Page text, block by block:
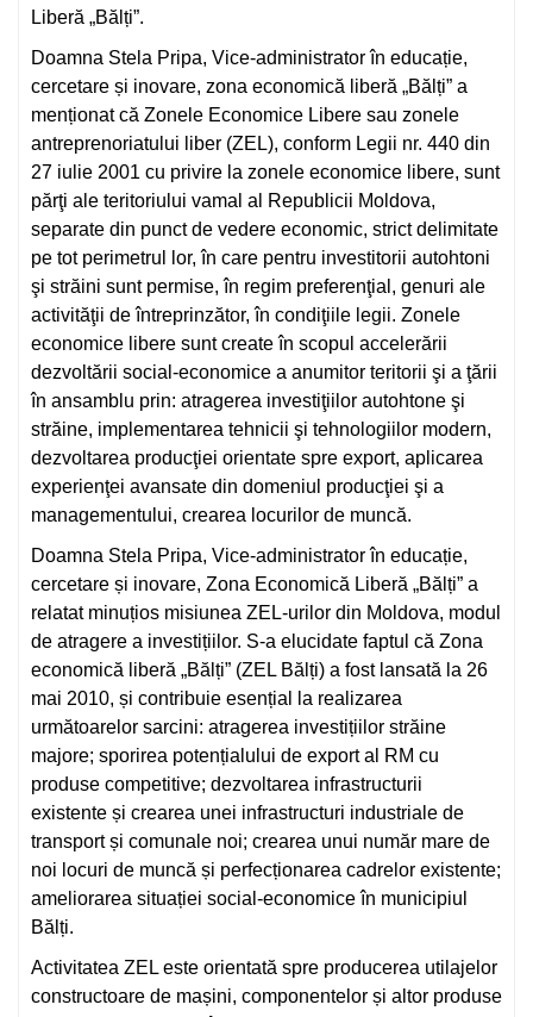
Liberă „Bălți”.
Doamna Stela Pripa, Vice-administrator în educație,
cercetare și inovare, zona economică liberă „Bălți” a
menționat că Zonele Economice Libere sau zonele
antreprenoriatului liber (ZEL), conform Legii nr. 440 din
27 iulie 2001 cu privire la zonele economice libere, sunt
părţi ale teritoriului vamal al Republicii Moldova,
separate din punct de vedere economic, strict delimitate
pe tot perimetrul lor, în care pentru investitorii autohtoni
şi străini sunt permise, în regim preferenţial, genuri ale
activităţii de întreprinzător, în condiţiile legii. Zonele
economice libere sunt create în scopul accelerării
dezvoltării social-economice a anumitor teritorii şi a ţării
în ansamblu prin: atragerea investiţiilor autohtone şi
străine, implementarea tehnicii şi tehnologiilor modern,
dezvoltarea producţiei orientate spre export, aplicarea
experienţei avansate din domeniul producţiei şi a
managementului, crearea locurilor de muncă.
Doamna Stela Pripa, Vice-administrator în educație,
cercetare și inovare, Zona Economică Liberă „Bălți” a
relatat minuțios misiunea ZEL-urilor din Moldova, modul
de atragere a investițiilor. S-a elucidate faptul că Zona
economică liberă „Bălți” (ZEL Bălți) a fost lansată la 26
mai 2010, și contribuie esențial la realizarea
următoarelor sarcini: atragerea investițiilor străine
majore; sporirea potențialului de export al RM cu
produse competitive; dezvoltarea infrastructurii
existente și crearea unei infrastructuri industriale de
transport și comunale noi; crearea unui număr mare de
noi locuri de muncă și perfecționarea cadrelor existente;
ameliorarea situației social-economice în municipiul
Bălți.
Activitatea ZEL este orientată spre producerea utilajelor
constructoare de mașini, componentelor și altor produse